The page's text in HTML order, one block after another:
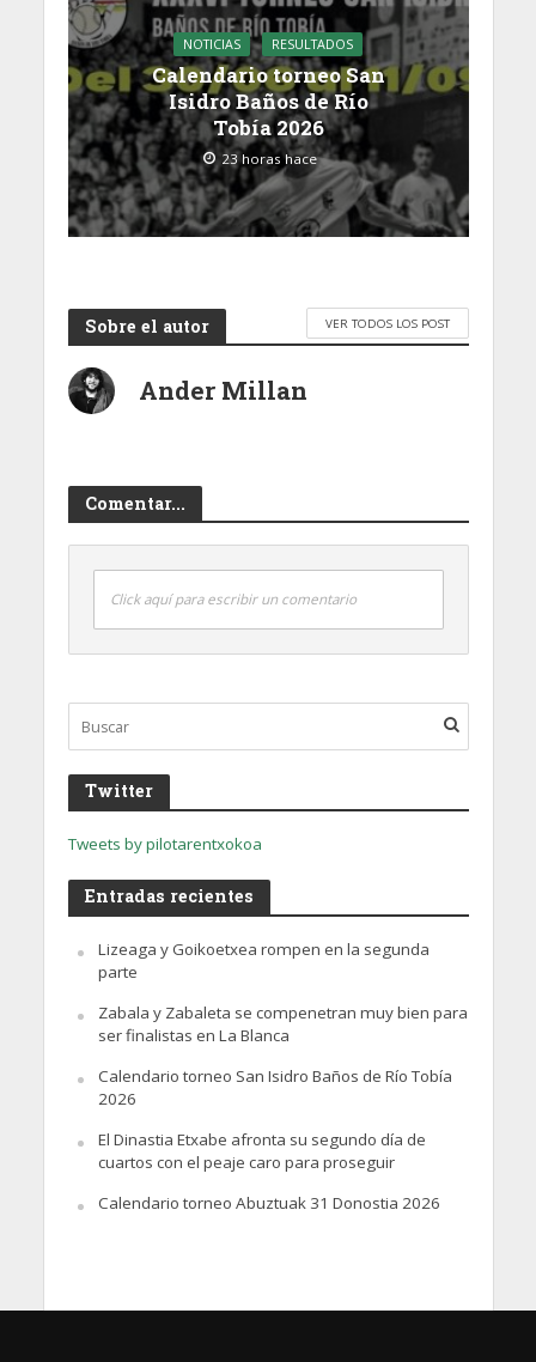
NOTICIAS RESULTADOS
Calendario torneo San
Isidro Baños de Río
Tobía 2026
23 horas hace
Sobre el autor VER TODOS LOS POST
Ander Millan
Comentar...
Click aquí para escribir un comentario
Twitter
Tweets by pilotarentxokoa
Entradas recientes
Lizeaga y Goikoetxea rompen en la segunda
parte
Zabala y Zabaleta se compenetran muy bien para
ser finalistas en La Blanca
Calendario torneo San Isidro Baños de Río Tobía
2026
El Dinastia Etxabe afronta su segundo día de
cuartos con el peaje caro para proseguir
Calendario torneo Abuztuak 31 Donostia 2026